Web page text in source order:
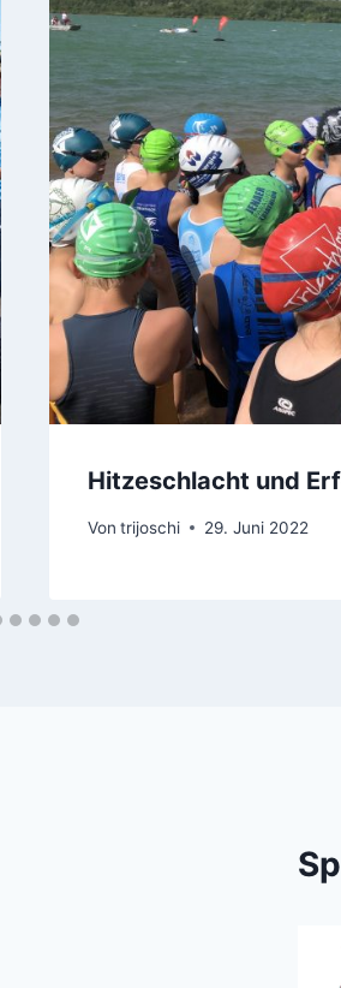
Hitzeschlacht und
Von trijoschi 29. Juni 2022